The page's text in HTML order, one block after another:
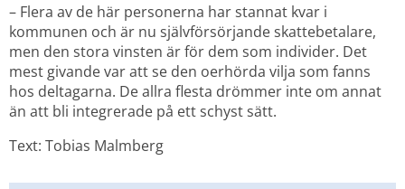
– Flera av de här personerna har stannat kvar i
kommunen och är nu självförsörjande skattebetalare,
men den stora vinsten är för dem som individer. Det
mest givande var att se den oerhörda vilja som fanns
hos deltagarna. De allra flesta drömmer inte om annat
än att bli integrerade på ett schyst sätt.
Text: Tobias Malmberg